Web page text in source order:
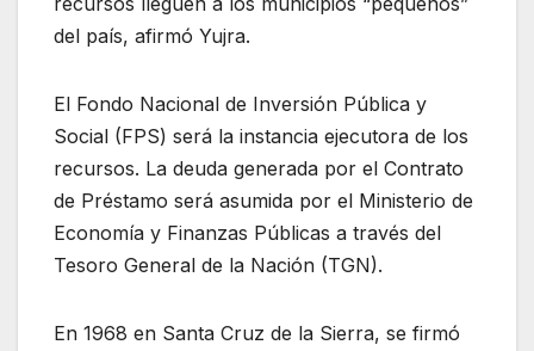
del país, afirmó Yujra.
El Fondo Nacional de Inversión Pública y
Social (FPS) será la instancia ejecutora de los
recursos. La deuda generada por el Contrato
de Préstamo será asumida por el Ministerio de
Economía y Finanzas Públicas a través del
Tesoro General de la Nación (TGN).
En 1968 en Santa Cruz de la Sierra, se firmó